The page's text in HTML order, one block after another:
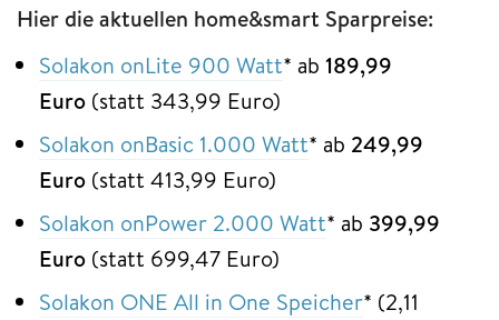
Hier die aktuellen home&smart Sparpreise:
Solakon onLite 900 Watt* ab 189,99
Euro (statt 343,99 Euro)
Solakon onBasic 1.000 Watt* ab 249,99
Euro (statt 413,99 Euro)
Solakon onPower 2.000 Watt* ab 399,99
Euro (statt 699,47 Euro)
Solakon ONE All in One Speicher* (2,11